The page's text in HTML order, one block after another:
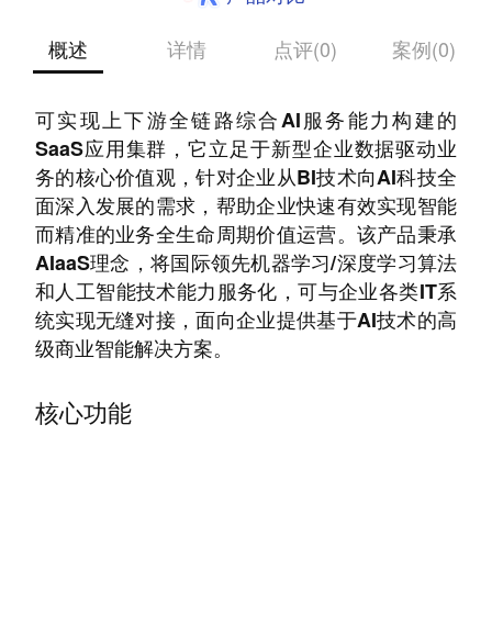
概述
详情 点评(0) 案例(0)
可实现上下游全链路综合AI服务能力构建的
SaaS应用集群，它立足于新型企业数据驱动业
务的核心价值观，针对企业从BI技术向AI科技全
面深入发展的需求，帮助企业快速有效实现智能
而精准的业务全生命周期价值运营。该产品秉承
AIaaS理念，将国际领先机器学习/深度学习算法
和人工智能技术能力服务化，可与企业各类IT系
统实现无缝对接，面向企业提供基于AI技术的高
级商业智能解决方案。
核心功能